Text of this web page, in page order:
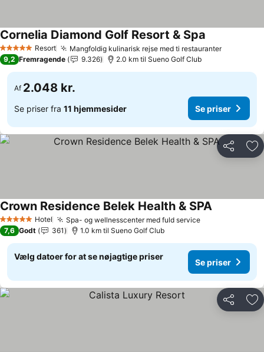
5 Stjerner Resort Mangfoldig kulinarisk rejse med ti restauranterSe priser
Cornelia Diamond Golf Resort & Spa
9,2 Fremragende 9.326 2.0 km til Sueno Golf Club
Af 2.048 kr.
Se priser fra 11 hjemmesider Se priser
Del
5 Stjerner Hotel Spa- og wellnesscenter med fuld serviceSe priser
Crown Residence Belek Health & SPASe priser
7,6 Godt 361 1.0 km til Sueno Golf Club
Vælg datoer for at se nøjagtige priser
Se priser
Del